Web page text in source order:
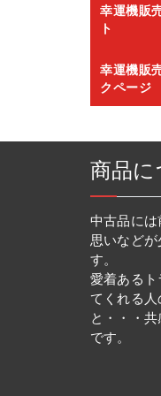
幸運機販
ト
幸運機販
クページ
商品に
中古品に
思いなど
す。
愛着ある
てくれる
と・・・
です。